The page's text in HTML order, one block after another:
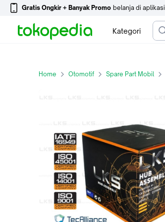
Gratis Ongkir + Banyak Promo belanja di aplikasi
Kategori
Home Otomotif Spare Part Mobil